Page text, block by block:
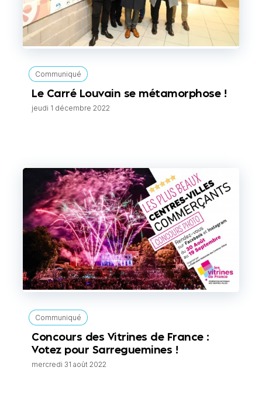
Communiqué
Le Carré Louvain se métamorphose !
jeudi 1 décembre 2022
Communiqué
Concours des Vitrines de France :
Votez pour Sarreguemines !
mercredi 31 août 2022